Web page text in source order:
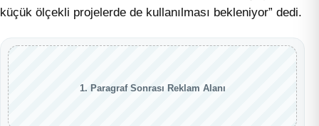
küçük ölçekli projelerde de kullanılması bekleniyor” dedi.
1. Paragraf Sonrası Reklam Alanı